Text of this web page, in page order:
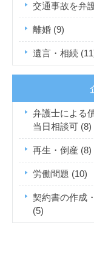
交通事故を弁
離婚 (9)
遺言・相続
弁護士による
当日相談可 (8)
再生・倒産 (8)
労働問題 (10)
契約書の作成
(5)